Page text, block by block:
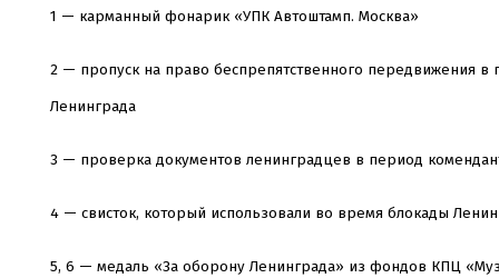
1 — карманный фонарик «УПК Автоштамп. Москва»
2 — пропуск на право беспрепятственного передвижения в
Ленинграда
3 — проверка документов ленинградцев в период
4 — свисток, который использовали во время блокады
5, 6 — медаль «За оборону Ленинграда» из фондов КПЦ